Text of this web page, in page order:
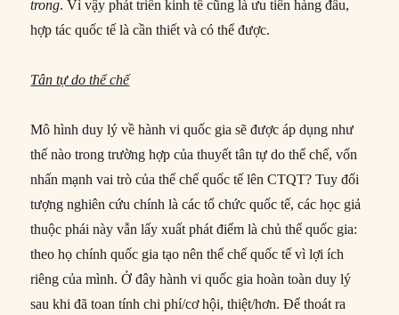
trong. Vì vậy phát triển kinh tế cũng là ưu tiên hàng đầu,
hợp tác quốc tế là cần thiết và có thể được.
Tân tự do thể chế
Mô hình duy lý về hành vi quốc gia sẽ được áp dụng như
thế nào trong trường hợp của thuyết tân tự do thể chế, vốn
nhấn mạnh vai trò của thể chế quốc tế lên CTQT? Tuy đối
tượng nghiên cứu chính là các tổ chức quốc tế, các học giả
thuộc phái này vẫn lấy xuất phát điểm là chủ thể quốc gia:
theo họ chính quốc gia tạo nên thể chế quốc tế vì lợi ích
riêng của mình. Ở đây hành vi quốc gia hoàn toàn duy lý
sau khi đã toan tính chi phí/cơ hội, thiệt/hơn. Để thoát ra